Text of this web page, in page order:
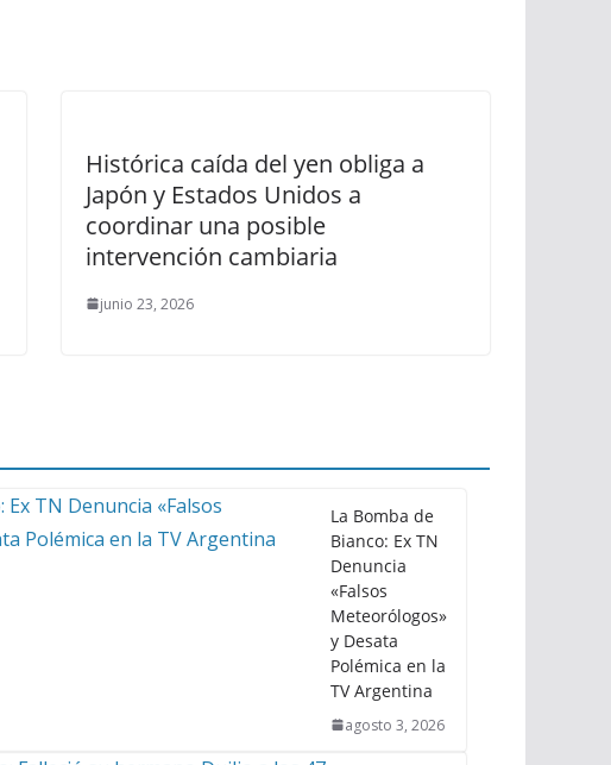
Histórica caída del yen obliga a
Japón y Estados Unidos a
coordinar una posible
intervención cambiaria
junio 23, 2026
La Bomba de
Bianco: Ex TN
Denuncia
«Falsos
Meteorólogos»
y Desata
Polémica en la
TV Argentina
agosto 3, 2026